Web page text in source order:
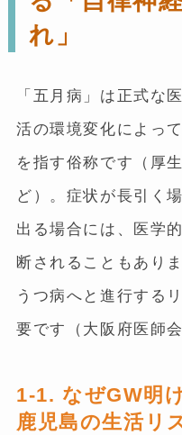
れ」
「五月病」は正式な
活の環境変化によっ
を指す俗称です（厚
ど）。症状が長引く
出る場合には、医学
断されることもあり
うつ病へと進行する
要です（大阪府医師会
1-1. なぜGW明
鹿児島の生活リ